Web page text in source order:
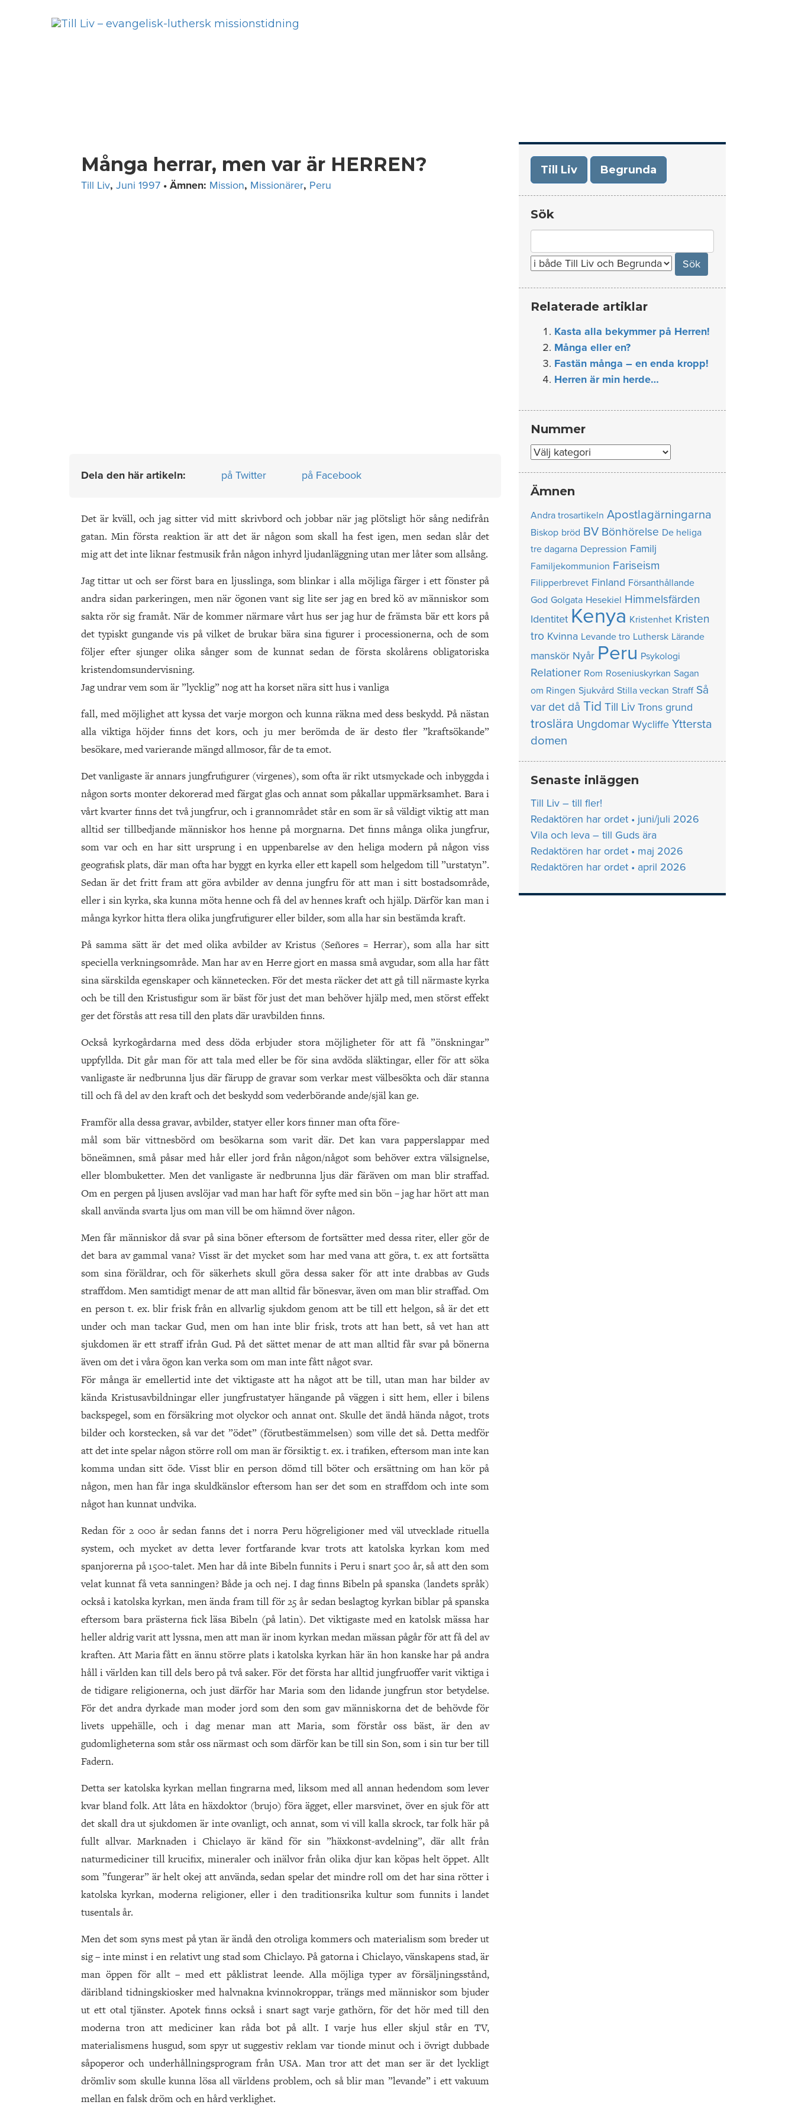
Många herrar, men var är HERREN?
Till Liv, Juni 1997 • Ämnen: Mission, Missionärer, Peru
Dela den här artikeln: på Twitter på Facebook
Det är kväll, och jag sitter vid mitt skrivbord och jobbar när jag plötsligt hör sång nedifrån
gatan. Min första reaktion är att det är någon som skall ha fest igen, men sedan slår det
mig att det inte liknar festmusik från någon inhyrd ljudanläggning utan mer låter som allsång.
Jag tittar ut och ser först bara en ljusslinga, som blinkar i alla möjliga färger i ett fönster på
andra sidan parkeringen, men när ögonen vant sig lite ser jag en bred kö av människor som
sakta rör sig framåt. När de kommer närmare vårt hus ser jag hur de främsta bär ett kors på
det typiskt gungande vis på vilket de brukar bära sina figurer i processionerna, och de som
följer efter sjunger olika sånger som de kunnat sedan de första skolårens obligatoriska
kristendomsundervisning.
Jag undrar vem som är ”lycklig” nog att ha korset nära sitt hus i vanliga
fall, med möjlighet att kyssa det varje morgon och kunna räkna med dess beskydd. På nästan
alla viktiga höjder finns det kors, och ju mer berömda de är desto fler ”kraftsökande”
besökare, med varierande mängd allmosor, får de ta emot.
Det vanligaste är annars jungfrufigurer (virgenes), som ofta är rikt utsmyckade och inbyggda i
någon sorts monter dekorerad med färgat glas och annat som påkallar uppmärksamhet. Bara i
vårt kvarter finns det två jungfrur, och i grannområdet står en som är så väldigt viktig att man
alltid ser tillbedjande människor hos henne på morgnarna. Det finns många olika jungfrur,
som var och en har sitt ursprung i en uppenbarelse av den heliga modern på någon viss
geografisk plats, där man ofta har byggt en kyrka eller ett kapell som helgedom till ”urstatyn”.
Sedan är det fritt fram att göra avbilder av denna jungfru för att man i sitt bostadsområde,
eller i sin kyrka, ska kunna möta henne och få del av hennes kraft och hjälp. Därför kan man i
många kyrkor hitta flera olika jungfrufigurer eller bilder, som alla har sin bestämda kraft.
På samma sätt är det med olika avbilder av Kristus (Señores = Herrar), som alla har sitt
speciella verkningsområde. Man har av en Herre gjort en massa små avgudar, som alla har fått
sina särskilda egenskaper och kännetecken. För det mesta räcker det att gå till närmaste kyrka
och be till den Kristusfigur som är bäst för just det man behöver hjälp med, men störst effekt
ger det förstås att resa till den plats där uravbilden finns.
Också kyrkogårdarna med dess döda erbjuder stora möjligheter för att få ”önskningar”
uppfyllda. Dit går man för att tala med eller be för sina avdöda släktingar, eller för att söka
vanligaste är nedbrunna ljus där färupp de gravar som verkar mest välbesökta och där stanna
till och få del av den kraft och det beskydd som vederbörande ande/själ kan ge.
Framför alla dessa gravar, avbilder, statyer eller kors finner man ofta före-
mål som bär vittnesbörd om besökarna som varit där. Det kan vara papperslappar med
böneämnen, små påsar med hår eller jord från någon/något som behöver extra välsignelse,
eller blombuketter. Men det vanligaste är nedbrunna ljus där färäven om man blir straffad.
Om en pergen på ljusen avslöjar vad man har haft för syfte med sin bön – jag har hört att man
skall använda svarta ljus om man vill be om hämnd över någon.
Men får människor då svar på sina böner eftersom de fortsätter med dessa riter, eller gör de
det bara av gammal vana? Visst är det mycket som har med vana att göra, t. ex att fortsätta
som sina föräldrar, och för säkerhets skull göra dessa saker för att inte drabbas av Guds
straffdom. Men samtidigt menar de att man alltid får bönesvar, även om man blir straffad. Om
en person t. ex. blir frisk från en allvarlig sjukdom genom att be till ett helgon, så är det ett
under och man tackar Gud, men om han inte blir frisk, trots att han bett, så vet han att
sjukdomen är ett straff ifrån Gud. På det sättet menar de att man alltid får svar på bönerna
även om det i våra ögon kan verka som om man inte fått något svar.
För många är emellertid inte det viktigaste att ha något att be till, utan man har bilder av
kända Kristusavbildningar eller jungfrustatyer hängande på väggen i sitt hem, eller i bilens
backspegel, som en försäkring mot olyckor och annat ont. Skulle det ändå hända något, trots
bilder och korstecken, så var det ”ödet” (förutbestämmelsen) som ville det så. Detta medför
att det inte spelar någon större roll om man är försiktig t. ex. i trafiken, eftersom man inte kan
komma undan sitt öde. Visst blir en person dömd till böter och ersättning om han kör på
någon, men han får inga skuldkänslor eftersom han ser det som en straffdom och inte som
något han kunnat undvika.
Redan för 2 000 år sedan fanns det i norra Peru högreligioner med väl utvecklade rituella
system, och mycket av detta lever fortfarande kvar trots att katolska kyrkan kom med
spanjorerna på 1500-talet. Men har då inte Bibeln funnits i Peru i snart 500 år, så att den som
velat kunnat få veta sanningen? Både ja och nej. I dag finns Bibeln på spanska (landets språk)
också i katolska kyrkan, men ända fram till för 25 år sedan beslagtog kyrkan biblar på spanska
eftersom bara prästerna fick läsa Bibeln (på latin). Det viktigaste med en katolsk mässa har
heller aldrig varit att lyssna, men att man är inom kyrkan medan mässan pågår för att få del av
kraften. Att Maria fått en ännu större plats i katolska kyrkan här än hon kanske har på andra
håll i världen kan till dels bero på två saker. För det första har alltid jungfruoffer varit viktiga i
de tidigare religionerna, och just därför har Maria som den lidande jungfrun stor betydelse.
För det andra dyrkade man moder jord som den som gav människorna det de behövde för
livets uppehälle, och i dag menar man att Maria, som förstår oss bäst, är den av
gudomligheterna som står oss närmast och som därför kan be till sin Son, som i sin tur ber till
Fadern.
Detta ser katolska kyrkan mellan fingrarna med, liksom med all annan hedendom som lever
kvar bland folk. Att låta en häxdoktor (brujo) föra ägget, eller marsvinet, över en sjuk för att
det skall dra ut sjukdomen är inte ovanligt, och annat, som vi vill kalla skrock, tar folk här på
fullt allvar. Marknaden i Chiclayo är känd för sin ”häxkonst-avdelning”, där allt från
naturmediciner till krucifix, mineraler och inälvor från olika djur kan köpas helt öppet. Allt
som ”fungerar” är helt okej att använda, sedan spelar det mindre roll om det har sina rötter i
katolska kyrkan, moderna religioner, eller i den traditionsrika kultur som funnits i landet
tusentals år.
Men det som syns mest på ytan är ändå den otroliga kommers och materialism som breder ut
sig – inte minst i en relativt ung stad som Chiclayo. På gatorna i Chiclayo, vänskapens stad, är
man öppen för allt – med ett påklistrat leende. Alla möjliga typer av försäljningsstånd,
däribland tidningskiosker med halvnakna kvinnokroppar, trängs med människor som bjuder
ut ett otal tjänster. Apotek finns också i snart sagt varje gathörn, för det hör med till den
moderna tron att mediciner kan råda bot på allt. I varje hus eller skjul står en TV,
materialismens husgud, som spyr ut suggestiv reklam var tionde minut och i övrigt dubbade
såpoperor och underhållningsprogram från USA. Man tror att det man ser är det lyckligt
drömliv som skulle kunna lösa all världens problem, och så blir man ”levande” i ett vakuum
mellan en falsk dröm och en hård verklighet.
Till Liv Begrunda
Sök
for:
Relaterade artiklar
Kasta alla bekymmer på Herren!
Många eller en?
Fastän många – en enda kropp!
Herren är min herde…
Nummer
Nummer
Ämnen
Andra trosartikeln Apostlagärningarna
Biskop bröd BV Bönhörelse De heliga
tre dagarna Depression Familj
Familjekommunion Fariseism
Filipperbrevet Finland Försanthållande
God Golgata Hesekiel Himmelsfärden
Identitet Kenya Kristenhet Kristen
tro Kvinna Levande tro Luthersk Lärande
manskör Nyår Peru Psykologi
Relationer Rom Roseniuskyrkan Sagan
om Ringen Sjukvård Stilla veckan Straff Så
var det då Tid Till Liv Trons grund
troslära Ungdomar Wycliffe Yttersta
domen
Senaste inläggen
Till Liv – till fler!
Redaktören har ordet • juni/juli 2026
Vila och leva – till Guds ära
Redaktören har ordet • maj 2026
Redaktören har ordet • april 2026